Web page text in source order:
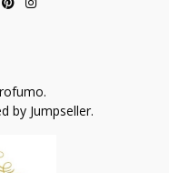
by Jumpseller.